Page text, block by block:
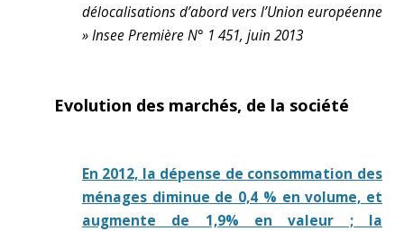
délocalisations d’abord vers l’Union européenne
» Insee Première N° 1 451, juin 2013
Evolution des marchés, de la société
En 2012, la dépense de consommation des
ménages diminue de 0,4 % en volume, et
augmente de 1,9% en valeur ; la